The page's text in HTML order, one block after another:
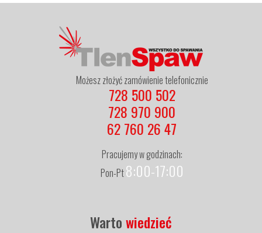
Możesz złożyć zamówienie telefonicznie
728 500 502
728 970 900
62 760 26 47
Pracujemy w godzinach:
Pon-Pt8:00-17:00
Wartowiedzieć